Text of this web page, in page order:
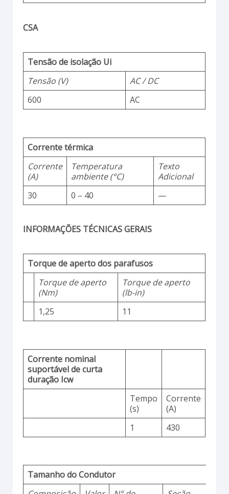
CSA
Tensão de isolação Ui
Tensão (V)
AC / DC
600
AC
Corrente térmica
Corrente
(A)
Temperatura
ambiente (°C)
Texto
Adicional
30
0 – 40 —
INFORMAÇÕES TÉCNICAS GERAIS
Torque de aperto dos parafusos
Torque de aperto
(Nm)
Torque de aperto
(lb-in)
1,25
11
Corrente nominal
suportável de curta
duração Icw
Tempo
(s)
Corrente
(A)
1
430
Tamanho do Condutor